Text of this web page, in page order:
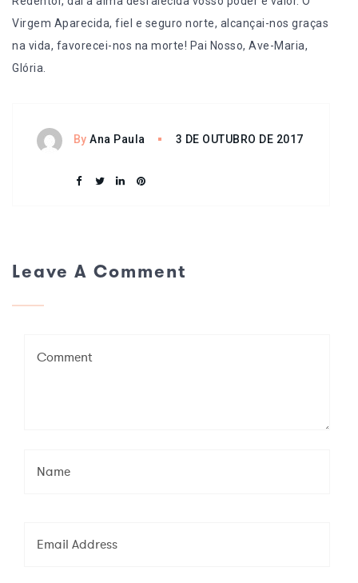
Virgem Aparecida, fiel e seguro norte, alcançai-nos graças
na vida, favorecei-nos na morte! Pai Nosso, Ave-Maria,
Glória.
By Ana Paula 3 DE OUTUBRO DE 2017
Leave A Comment